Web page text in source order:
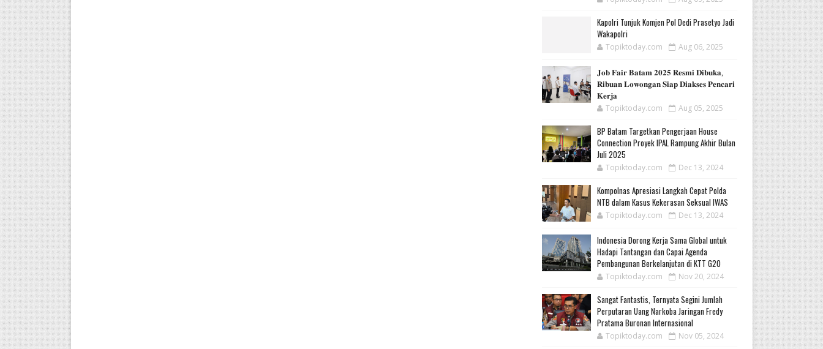
Kapolri Tunjuk Komjen Pol Dedi Prasetyo Jadi
Wakapolri
Topiktoday.com Aug 06, 2025
𝐉𝐨𝐛 𝐅𝐚𝐢𝐫 𝐁𝐚𝐭𝐚𝐦 𝟐𝟎𝟐𝟓 𝐑𝐞𝐬𝐦𝐢 𝐃𝐢𝐛𝐮𝐤𝐚,
𝐑𝐢𝐛𝐮𝐚𝐧 𝐋𝐨𝐰𝐨𝐧𝐠𝐚𝐧 𝐒𝐢𝐚𝐩 𝐃𝐢𝐚𝐤𝐬𝐞𝐬 𝐏𝐞𝐧𝐜𝐚𝐫𝐢
𝐊𝐞𝐫𝐣𝐚
Topiktoday.com Aug 05, 2025
BP Batam Targetkan Pengerjaan House
Connection Proyek IPAL Rampung Akhir Bulan
Juli 2025
Topiktoday.com Dec 13, 2024
Kompolnas Apresiasi Langkah Cepat Polda
NTB dalam Kasus Kekerasan Seksual IWAS
Topiktoday.com Dec 13, 2024
Indonesia Dorong Kerja Sama Global untuk
Hadapi Tantangan dan Capai Agenda
Pembangunan Berkelanjutan di KTT G20
Topiktoday.com Nov 20, 2024
Sangat Fantastis, Ternyata Segini Jumlah
Perputaran Uang Narkoba Jaringan Fredy
Pratama Buronan Internasional
Topiktoday.com Nov 05, 2024